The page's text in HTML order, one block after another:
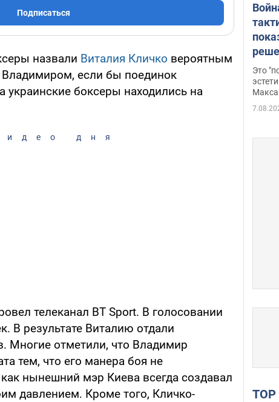
Подписаться
назвали Виталия Кличко вероятным
если бы поединок
украинские боксеры находились на
дня
телеканал BT Sport. В голосовании
В результате Виталию отдали
Многие отметили, что Владимир
тем, что его манера боя не
как нынешний мэр Киева всегда создавал
давлением. Кроме того, Кличко-
Это